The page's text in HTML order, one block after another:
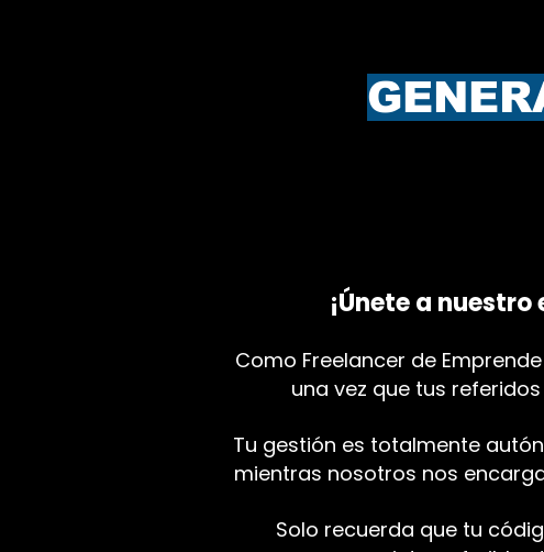
¡Únete a
Como Freelancer de
una vez que tus
Tu gestión es totalmente
mientras nosotros nos
Solo recuerda que tu